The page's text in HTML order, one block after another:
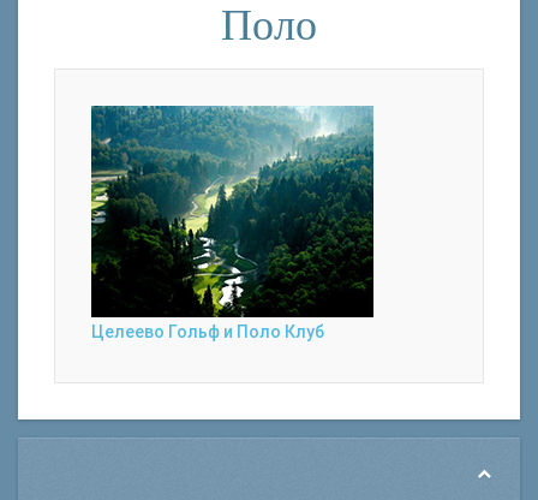
Поло
Целеево Гольф и Поло Клуб